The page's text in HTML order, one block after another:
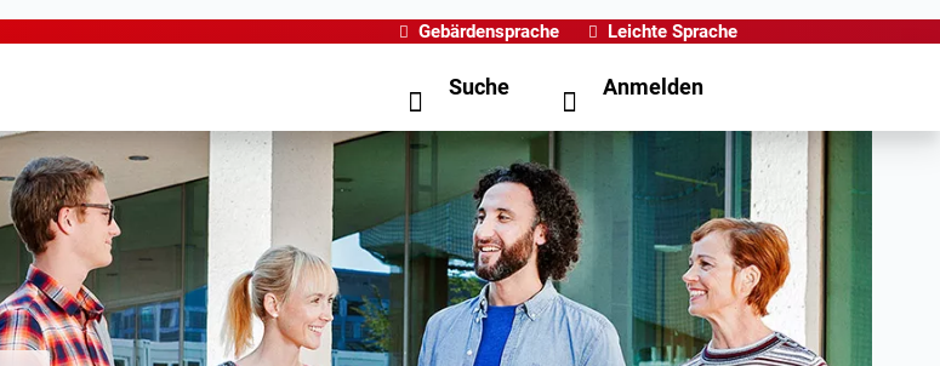
Gebärdensprache Leichte Sprache
Suche Anmelden